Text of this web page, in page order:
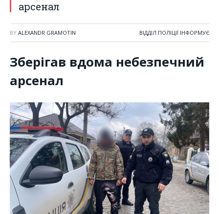
арсенал
BY ALEXANDR GRAMOTIN ВІДДІЛ ПОЛІЦІЇ ІНФОРМУЄ
Зберігав вдома небезпечний
арсенал